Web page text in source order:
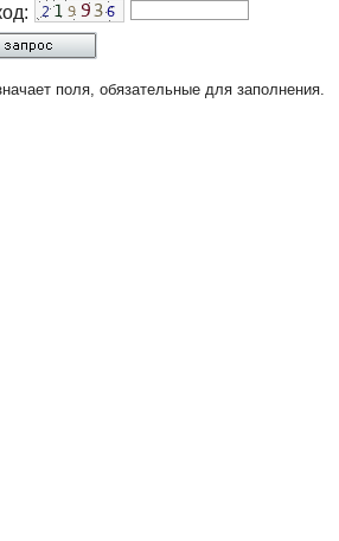
поля, обязательные для заполнения.